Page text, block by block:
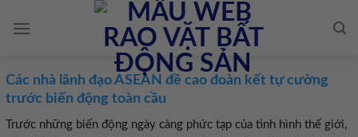
Các nhà lãnh đạo ASEAN đề cao đoàn kết tự cường
trước biến động toàn cầu
Trước những biến động ngày càng phức tạp của tình hình thế giới,